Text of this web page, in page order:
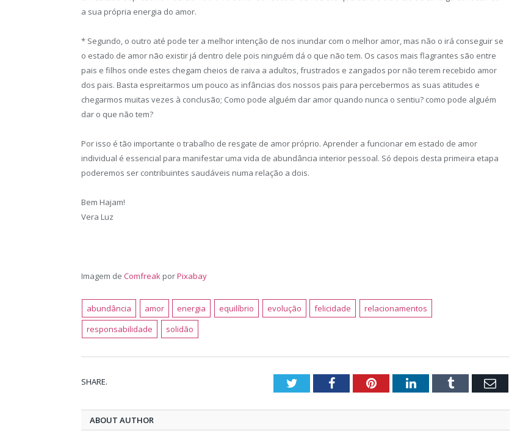
a sua própria energia do amor.
* Segundo, o outro até pode ter a melhor intenção de nos inundar com o melhor amor, mas não o irá conseguir se
o estado de amor não existir já dentro dele pois ninguém dá o que não tem. Os casos mais flagrantes são entre
pais e filhos onde estes chegam cheios de raiva a adultos, frustrados e zangados por não terem recebido amor
dos pais. Basta espreitarmos um pouco as infâncias dos nossos pais para percebermos as suas atitudes e
chegarmos muitas vezes à conclusão; Como pode alguém dar amor quando nunca o sentiu? como pode alguém
dar o que não tem?
Por isso é tão importante o trabalho de resgate de amor próprio. Aprender a funcionar em estado de amor
individual é essencial para manifestar uma vida de abundância interior pessoal. Só depois desta primeira etapa
poderemos ser contribuintes saudáveis numa relação a dois.
Bem Hajam!
Vera Luz
Imagem de Comfreak porPixabay
abundância amor energia equilíbrio evolução felicidade
relacionamentos
responsabilidade
solidão
SHARE. TwitterFacebookPinterestLinkedInTumblr Email
ABOUT AUTHOR